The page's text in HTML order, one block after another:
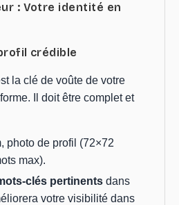
: Votre identité en
crédible
la clé de voûte de votre
Il doit être complet et
photo de profil (72×72
max).
clés pertinents dans
votre visibilité dans